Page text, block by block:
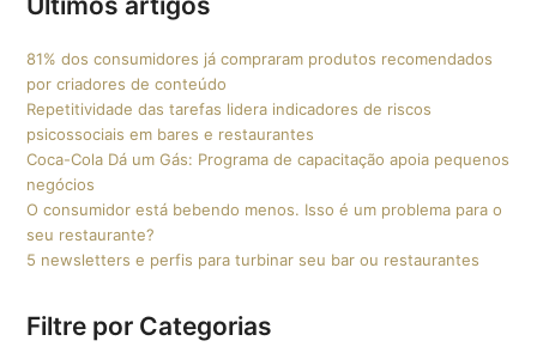
81% dos consumidores já compraram produtos recomendados
por criadores de conteúdo
Repetitividade das tarefas lidera indicadores de riscos
psicossociais em bares e restaurantes
Coca-Cola Dá um Gás: Programa de capacitação apoia pequenos
negócios
O consumidor está bebendo menos. Isso é um problema para o
seu restaurante?
5 newsletters e perfis para turbinar seu bar ou restaurantes
Filtre por Categorias